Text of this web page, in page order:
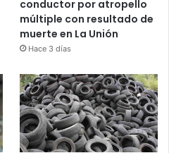
conductor por atropello
múltiple con resultado de
muerte en La Unión
Hace 3 días